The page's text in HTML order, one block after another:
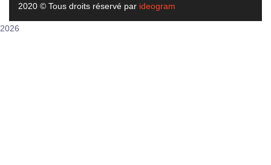
2020 © Tous droits réservé par ideogram
2026